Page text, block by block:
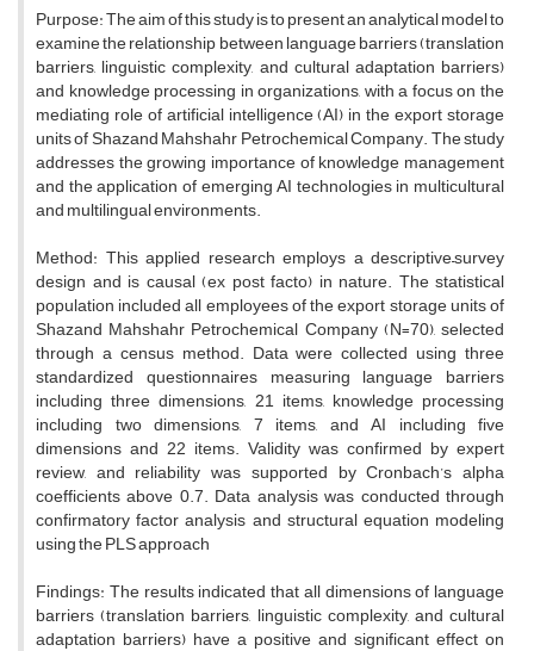
Purpose: The aim of this study is to present an analytical model to
examine the relationship between language barriers (translation
barriers, linguistic complexity, and cultural adaptation barriers)
and knowledge processing in organizations, with a focus on the
mediating role of artificial intelligence (AI) in the export storage
units of Shazand Mahshahr Petrochemical Company. The study
addresses the growing importance of knowledge management
and the application of emerging AI technologies in multicultural
and multilingual environments.
Method: This applied research employs a descriptive–survey
design and is causal (ex post facto) in nature. The statistical
population included all employees of the export storage units of
Shazand Mahshahr Petrochemical Company (N=70), selected
through a census method. Data were collected using three
standardized questionnaires measuring language barriers
including three dimensions, 21 items, knowledge processing
including two dimensions, 7 items, and AI including five
dimensions and 22 items. Validity was confirmed by expert
review, and reliability was supported by Cronbach’s alpha
coefficients above 0.7. Data analysis was conducted through
confirmatory factor analysis and structural equation modeling
using the PLS approach
Findings: The results indicated that all dimensions of language
barriers (translation barriers, linguistic complexity, and cultural
adaptation barriers) have a positive and significant effect on